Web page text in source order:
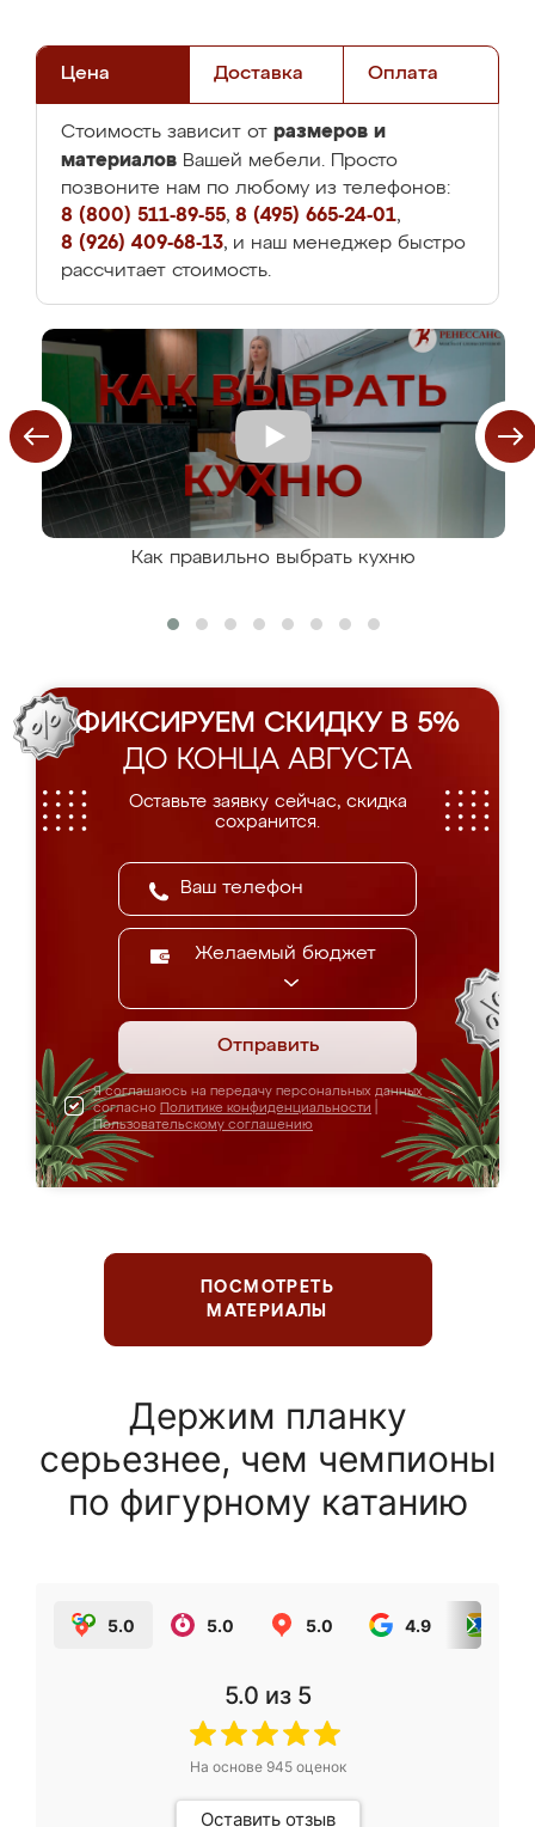
Цена Доставка Оплата
Стоимость зависит от размеров и
материалов Вашей мебели. Просто
позвоните нам по любому из телефонов:
8 (800) 511-89-55, 8 (495) 665-24-01,
8 (926) 409-68-13, и наш менеджер быстро
рассчитает стоимость.
Как правильно выбрать кухню
ФИКСИРУЕМ СКИДКУ В 5%
ДО КОНЦА АВГУСТА
Оставьте заявку сейчас, скидка
сохранится.
Желаемый бюджет
Отправить
Я соглашаюсь на передачу персональных данных
согласно Политике конфиденциальности
Пользовательскому соглашению
ПОСМОТРЕТЬ
МАТЕРИАЛЫ
Держим планку
серьезнее, чем чемпионы
по фигурному катанию
5.0 5.0 5.0 4.9
5.0 из 5
На основе 945оценок
Оставить отзыв